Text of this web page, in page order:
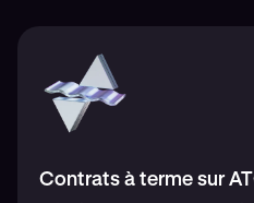
Contrats à terme sur